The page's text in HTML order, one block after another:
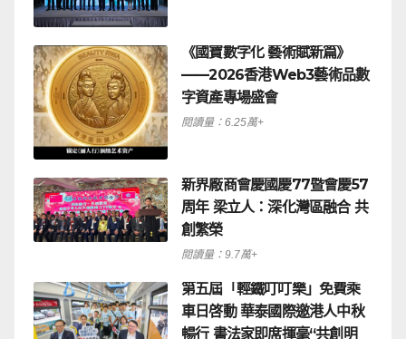
《國寶數字化 藝術賦新篇》
——2026香港Web3藝術品數
字資產專場盛會
閱讀量：6.25萬+
新界廠商會慶國慶77暨會慶57
周年 梁立人：深化灣區融合 共
創繁榮
閱讀量：9.7萬+
第五屆「輕鐵叮叮樂」免費乘
車日啓動 華泰國際邀港人中秋
暢行 書法家即席揮毫“共創明